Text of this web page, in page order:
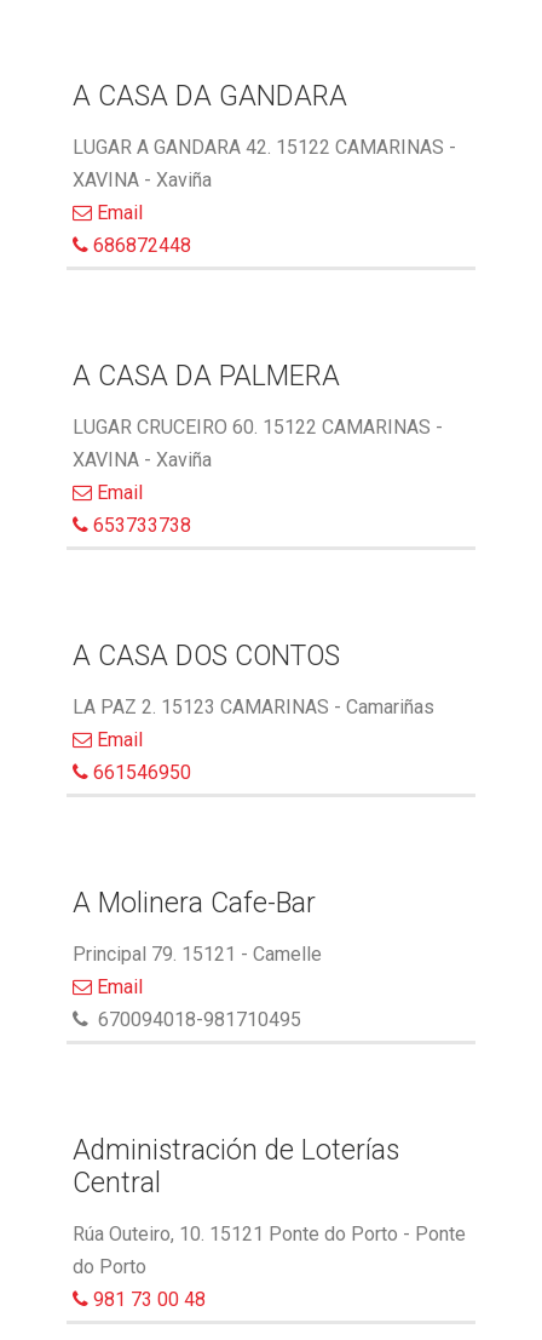
A CASA DA GANDARA
LUGAR A GANDARA 42. 15122 CAMARINAS -
XAVINA - Xaviña
Email
686872448
A CASA DA PALMERA
LUGAR CRUCEIRO 60. 15122 CAMARINAS -
XAVINA - Xaviña
Email
653733738
A CASA DOS CONTOS
LA PAZ 2. 15123 CAMARINAS - Camariñas
Email
661546950
A Molinera Cafe-Bar
Principal 79. 15121 - Camelle
Email
670094018-981710495
Administración de Loterías
Central
Rúa Outeiro, 10. 15121 Ponte do Porto - Ponte
do Porto
981 73 00 48